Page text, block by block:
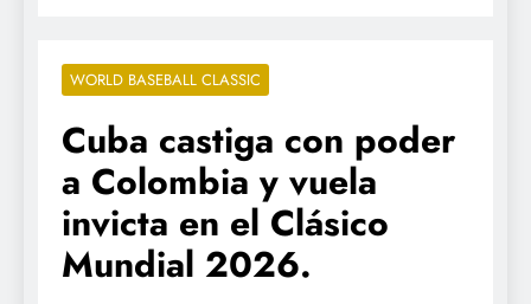
WORLD BASEBALL CLASSIC
Cuba castiga con poder
a Colombia y vuela
invicta en el Clásico
Mundial 2026.